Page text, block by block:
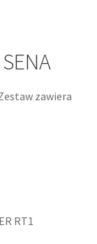
zawiera
RT1